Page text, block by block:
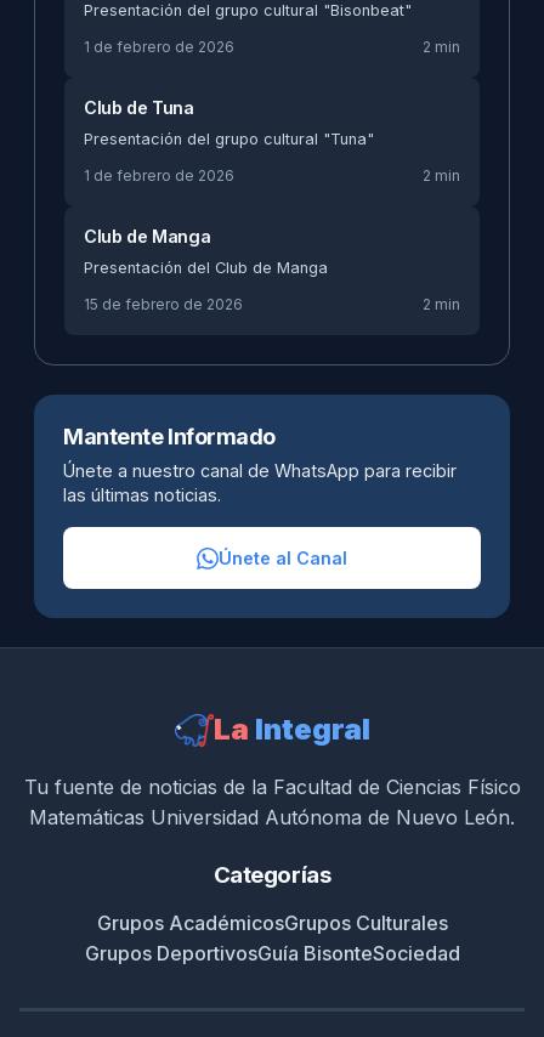
Presentación del grupo cultural "Bisonbeat"
1 de febrero de 2026
2 min
Club de Tuna
Presentación del grupo cultural "Tuna"
1 de febrero de 2026
2 min
Club de Manga
Presentación del Club de Manga
15 de febrero de 2026
2 min
Mantente Informado
Únete a nuestro canal de WhatsApp para recibir
las últimas noticias.
Únete al Canal
La Integral
Tu fuente de noticias de la Facultad de Ciencias Físico
Matemáticas Universidad Autónoma de Nuevo León.
Categorías
Grupos AcadémicosGrupos Culturales
Grupos DeportivosGuía BisonteSociedad